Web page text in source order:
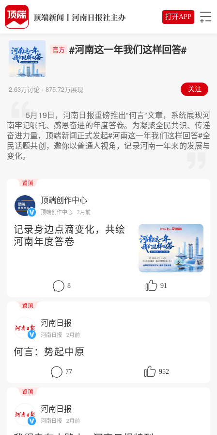
打开APP
官方 #河南这一年我们这样回答#
2.63万讨论 · 875.72万展现 关注
5月19日，河南日报重磅推出“何言”文章，系统展现河
南牢记嘱托、感恩奋进的年度答卷。为凝聚全民共识、传递
奋进力量，顶端新闻正式发起#河南这一年我们这样回答#全
民话题共创，邀你以普通人视角，记录河南一年来的发展与
变化。
顶端创作中心
顶端创作中心 2月前
记录身边点滴变化，共绘
河南年度答卷
8 91
河南日报
河南日报 2月前
何言：势起中原
77 952
河南日报
河南日报 2月前